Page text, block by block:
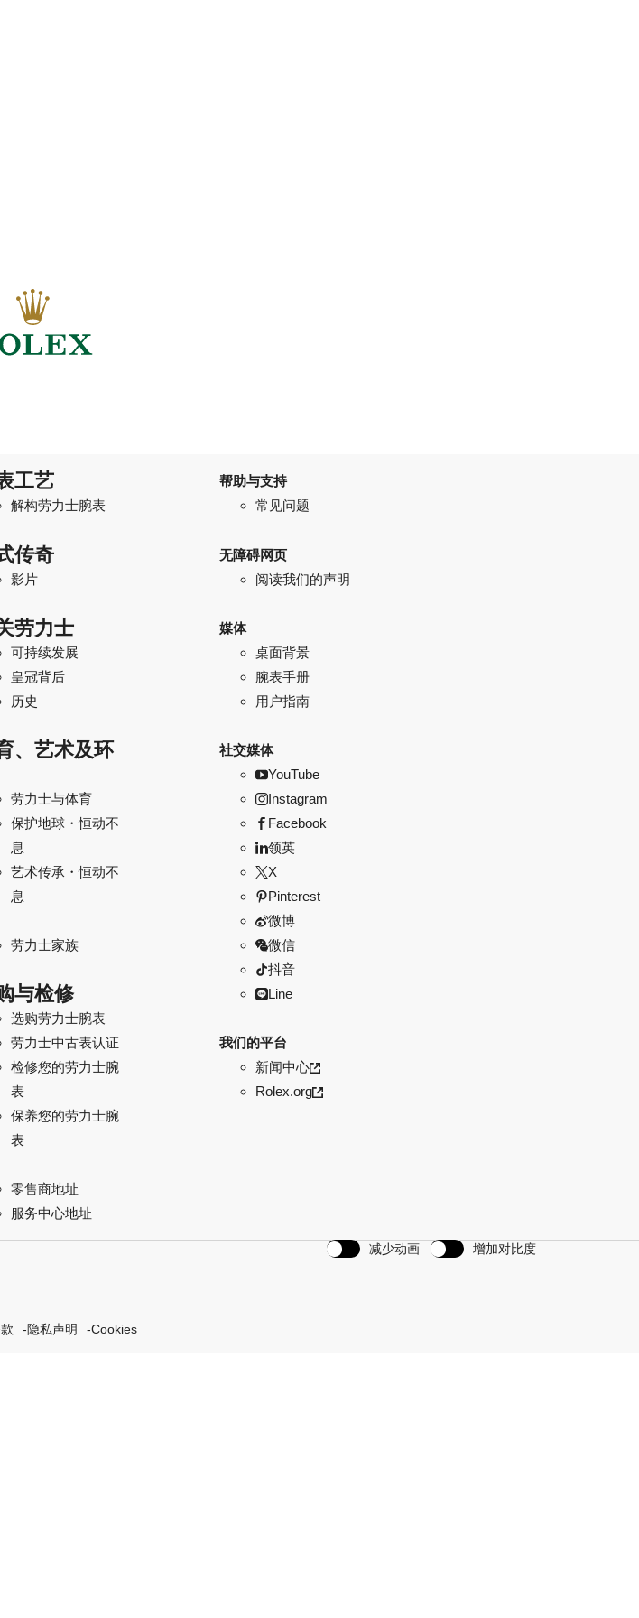
工艺
解构劳力士腕表
传奇
影片
劳力士
可持续发展
皇冠背后
历史
、艺术及环
劳力士与体育
保护地球・恒动不
息
艺术传承・恒动不
息
劳力士家族
与检修
选购劳力士腕表
劳力士中古表认证
检修您的劳力士腕
表
保养您的劳力士腕
表
零售商地址
服务中心地址
帮助与支持
常见问题
无障碍网页
阅读我们的声明
媒体
桌面背景
腕表手册
用户指南
社交媒体
YouTube
Instagram
Facebook
领英
X
Pinterest
微博
微信
抖音
Line
我们的平台
新闻中心
Rolex.org
减少动画 增加对比度
隐私声明 Cookies